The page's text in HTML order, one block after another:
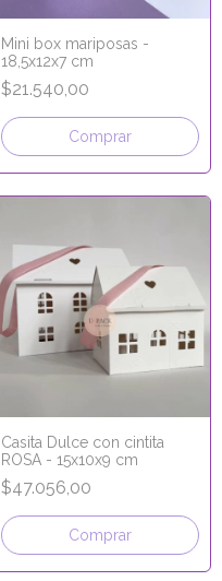
Mini box mariposas -
18,5x12x7 cm
$21.540,00
Comprar
Casita Dulce con cintita
ROSA - 15x10x9 cm
$47.056,00
Comprar